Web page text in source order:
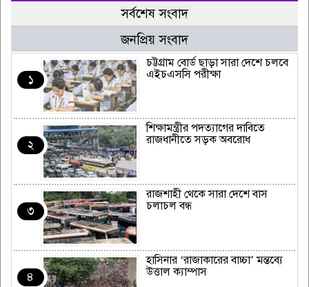
সর্বশেষ সংবাদ
জনপ্রিয় সংবাদ
১
চট্টগ্রাম বোর্ড ছাড়া সারা দেশে চলবে
এইচএসসি পরীক্ষা
২
শিক্ষামন্ত্রীর পদত্যাগের দাবিতে
রাজধানীতে সড়ক অবরোধ
৩
রাজশাহী থেকে সারা দেশে বাস
চলাচল বন্ধ
৪
হাসিনার ‘রাজাকারের বাচ্চা’ মন্তব্যে
উত্তাল ক্যাম্পাস